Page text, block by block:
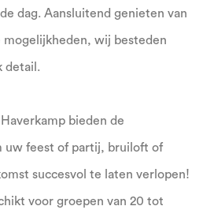
dag. Aansluitend genieten van
mogelijkheden, wij besteden
detail.
bieden de
uw feest of partij, bruiloft of
succesvol te laten verlopen!
voor groepen van 20 tot